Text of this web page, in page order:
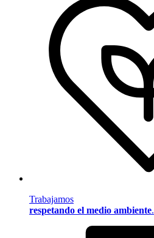
Trabajamos
respetando el medio ambiente.